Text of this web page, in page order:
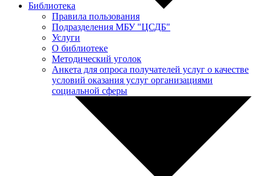
Библиотека
Правила пользования
Подразделения МБУ "ЦСДБ"
Услуги
О библиотеке
Методический уголок
Анкета для опроса получателей услуг о качестве
условий оказания услуг организациями
социальной сферы